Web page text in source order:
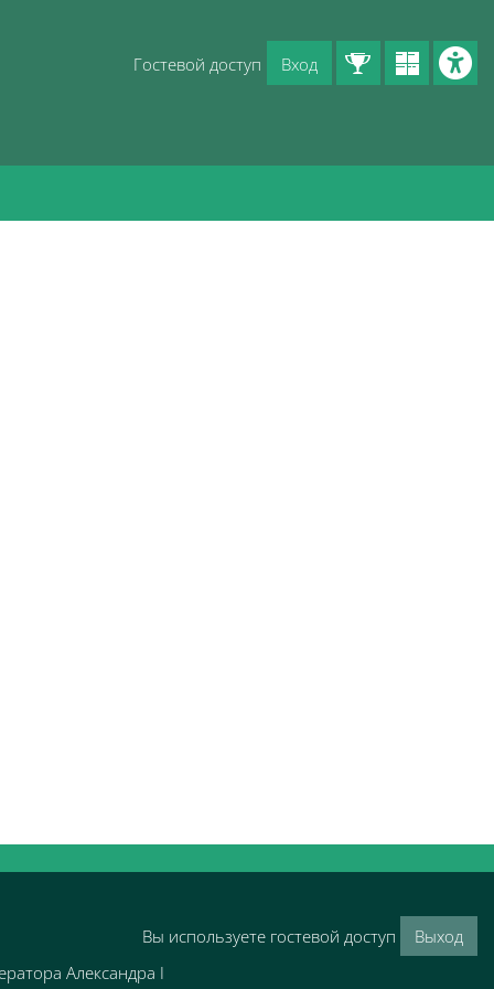
Гостевой доступ Вход
Александра I
Вы используете гостевой доступ Выход